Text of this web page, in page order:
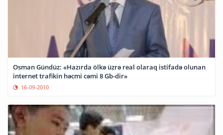
Osman Gündüz: «Hazırda ölkə üzrə real olaraq istifadə olunan
internet trafikin həcmi cəmi 8 Gb-dir»
16-09-2010